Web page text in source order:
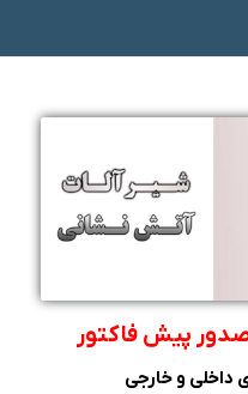
پیش فاکتور
داخلی و خارجی